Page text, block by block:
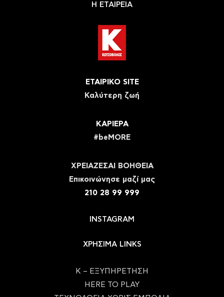
Η ΕΤΑΙΡΕΙΑ
ΕΤΑΙΡΙΚΟ SITE
Καλύτερη ζωή
ΚΑΡΙΕΡΑ
#beMORE
ΧΡΕΙΑΖΕΣΑΙ ΒΟΗΘΕΙΑ
Eπικοινώνησε μαζί μας
210 28 99 999
INSTAGRAM
ΧΡΗΣΙΜΑ LINKS
Κ – ΕΞΥΠΗΡΕΤΗΣΗ
HERE TO PLAY